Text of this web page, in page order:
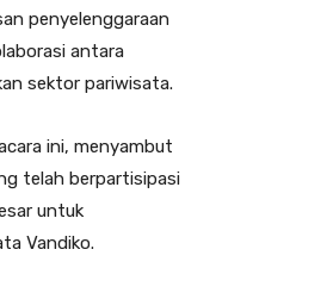
penyelenggaraan
antara
sektor pariwisata.
ini, menyambut
telah berpartisipasi
untuk
Vandiko.